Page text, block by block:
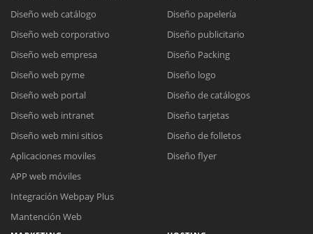
Diseño web catálogo
Diseño web corporativo
Diseño web empresa
Diseño web pyme
Diseño web portal
Diseño web intranet
Diseño web mini sitios
Aplicaciones moviles
APP web móviles
Integración Webpay Plus
Mantención Web
Diseño papelería
Diseño publicitario
Diseño Packing
Diseño logo
Diseño de catálogos
Diseño tarjetas
Diseño de folletos
Diseño flyer